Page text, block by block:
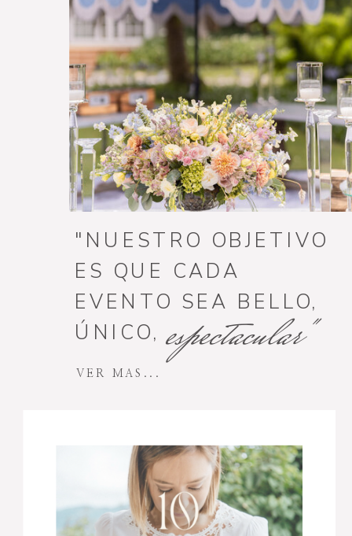
"NUESTRO OBJETIVO
ES QUE CADA
EVENTO SEA BELLO,
ÚNICO,
VER MAS...
espectacular"